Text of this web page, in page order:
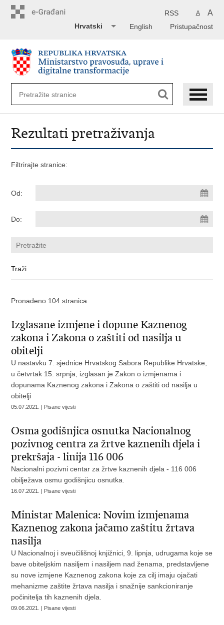
A A
RSS
Pristupačnost
English
Hrvatski
Rezultati pretraživanja
Filtrirajte stranice:
Od:
Do:
Pronađeno 104 stranica.
Izglasane izmjene i dopune Kaznenog
zakona i Zakona o zaštiti od nasilja u
obitelji
U nastavku 7. sjednice Hrvatskog Sabora Republike Hrvatske,
u četvrtak 15. srpnja, izglasan je Zakon o izmjenama i
dopunama Kaznenog zakona i Zakona o zaštiti od nasilja u
obitelji
05.07.2021. | Pisane vijesti
Osma godišnjica osnutka Nacionalnog
pozivnog centra za žrtve kaznenih djela i
prekršaja - linija 116 006
Nacionalni pozivni centar za žrtve kaznenih djela - 116 006
obilježava osmu godišnjicu osnutka.
16.07.2021. | Pisane vijesti
Ministar Malenica: Novim izmjenama
Kaznenog zakona jačamo zaštitu žrtava
nasilja
U Nacionalnoj i sveučilišnoj knjižnici, 9. lipnja, udrugama koje se
bave obiteljskim nasiljem i nasiljem nad ženama, predstavljene
su nove izmjene Kaznenog zakona koje za cilj imaju ojačati
mehanizme zaštite žrtava nasilja i snažnije sankcioniranje
počinitelja tih kaznenih djela.
09.06.2021. | Pisane vijesti